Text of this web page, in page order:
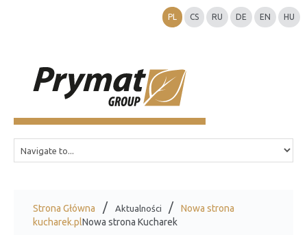
PL CS RU DE EN HU
Strona Główna Aktualności
Nowa strona
kucharek.plNowa strona Kucharek